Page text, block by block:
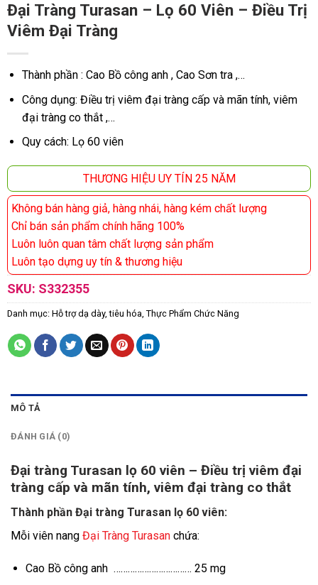
Đại Tràng Turasan – Lọ 60 Viên – Điều Trị
Viêm Đại Tràng
Thành phần : Cao Bồ công anh , Cao Sơn tra ,…
Công dụng: Điều trị viêm đại tràng cấp và mãn tính, viêm
đại tràng co thắt ,…
Quy cách: Lọ 60 viên
THƯƠNG HIỆU UY TÍN 25 NĂM
Không bán hàng giả, hàng nhái, hàng kém chất lượng
Chỉ bán sản phẩm chính hãng 100%
Luôn luôn quan tâm chất lượng sản phẩm
Luôn tạo dựng uy tín & thương hiệu
SKU: S332355
Danh mục: Hỗ trợ dạ dày, tiêu hóa, Thực Phẩm Chức Năng
MÔ TẢ
ĐÁNH GIÁ (0)
Đại tràng Turasan lọ 60 viên – Điều trị viêm đại
tràng cấp và mãn tính, viêm đại tràng co thắt
Thành phần Đại tràng Turasan lọ 60 viên:
Mỗi viên nang Đại Tràng Turasan chứa:
Cao Bồ công anh …………………………… 25 mg